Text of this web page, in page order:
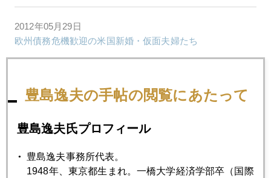
2012年05月29日
欧州債務危機歓迎の米国新婚・仮面夫婦たち
親米国が金準備増強の真意
2012年05月24日
ニューヨークの鯨はフェイスブック？
豊島逸夫の手帖の閲覧にあたって
豊島逸夫氏プロフィール
豊島逸夫事務所代表。
1948年、東京都生まれ。一橋大学経済学部卒（国際